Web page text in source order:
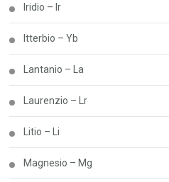
Iridio – Ir
Itterbio – Yb
Lantanio – La
Laurenzio – Lr
Litio – Li
Magnesio – Mg